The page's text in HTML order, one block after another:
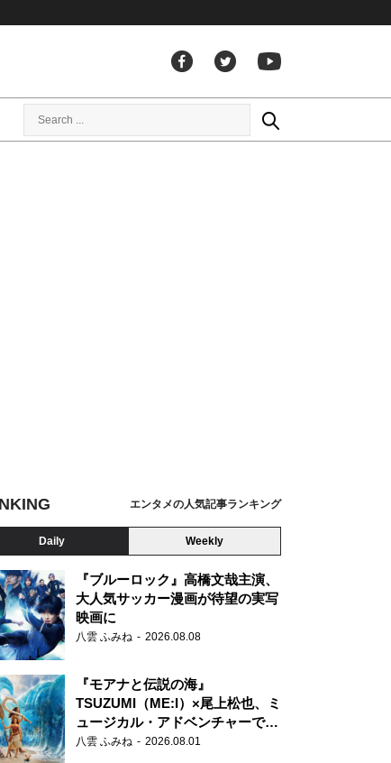
エンタメの人気記事ランキング
Daily Weekly
『ブルーロック』高橋文哉主演、
大人気サッカー漫画が待望の実写
映画に
八雲 ふみね 2026.08.08
『モアナと伝説の海』
TSUZUMI（ME:I）×尾上松也、ミ
ュージカル・アドベンチャーで美
声を響かせる
八雲 ふみね 2026.08.01